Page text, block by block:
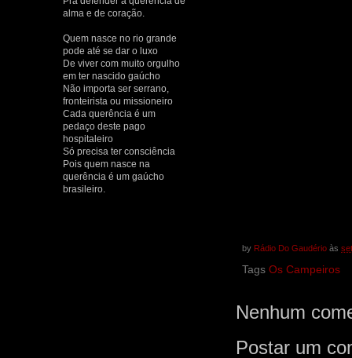
by Rádio Do Gaudério às
Tags Os Campeiros
Nenhum
Postar um
alma e de coração.
Quem nasce no rio grande
pode até se dar o luxo
De viver com muito orgulho
em ter nascido gaúcho
Não importa ser serrano,
fronteirista ou missioneiro
Cada querência é um
pedaço deste pago
hospitaleiro
Só precisa ter consciência
Pois quem nasce na
querência é um gaúcho
brasileiro.